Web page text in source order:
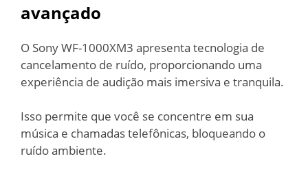
avançado
O Sony WF-1000XM3 apresenta tecnologia de
cancelamento de ruído, proporcionando uma
experiência de audição mais imersiva e tranquila.
Isso permite que você se concentre em sua
música e chamadas telefônicas, bloqueando o
ruído ambiente.